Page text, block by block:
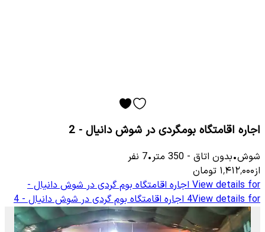
اجاره اقامتگاه بومگردی در شوش دانیال - 2
شوش•بدون اتاق -
350 متر•
7 نفر
از۱٬۴۱۲٬۰۰۰ تومان
View details for اجاره اقامتگاه بوم گردی در شوش دانیال -
4View details for اجاره اقامتگاه بوم گردی در شوش دانیال - 4